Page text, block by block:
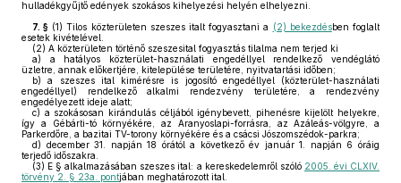
hulladékgyűjtő edények szokásos kihelyezési helyén elhelyezni.
7. § (1) Tilos közterületen szeszes italt fogyasztani a (2) bekezdésben foglalt
esetek kivételével.
(2) A közterületen történő szeszesital fogyasztás tilalma nem terjed ki
a) a hatályos közterület-használati engedéllyel rendelkező vendéglátó
üzletre, annak előkertjére, kitelepülése területére, nyitvatartási időben;
b) a szeszes ital kimérésre is jogosító engedéllyel (közterület-használati
engedéllyel) rendelkező alkalmi rendezvény területére, a rendezvény
engedélyezett ideje alatt;
c) a szokásosan kirándulás céljából igénybevett, pihenésre kijelölt helyekre,
így a Gébárti-tó környékére, az Aranyoslapi-forrásra, az Azáleás-völgyre, a
Parkerdőre, a bazitai TV-torony környékére és a csácsi Jószomszédok-parkra;
d) december 31. napján 18 órától a következő év január 1. napján 6 óráig
terjedő időszakra.
(3) E § alkalmazásában szeszes ital: a kereskedelemről szóló 2005. évi CLXIV.
törvény 2. § 23a. pontjában meghatározott ital.